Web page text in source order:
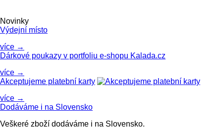
Novinky
Výdejní místo
více →
Dárkové poukazy v portfoliu e-shopu Kalada.cz
více →
Akceptujeme platební karty
více →
Dodáváme i na Slovensko
Veškeré zboží dodáváme i na Slovensko.